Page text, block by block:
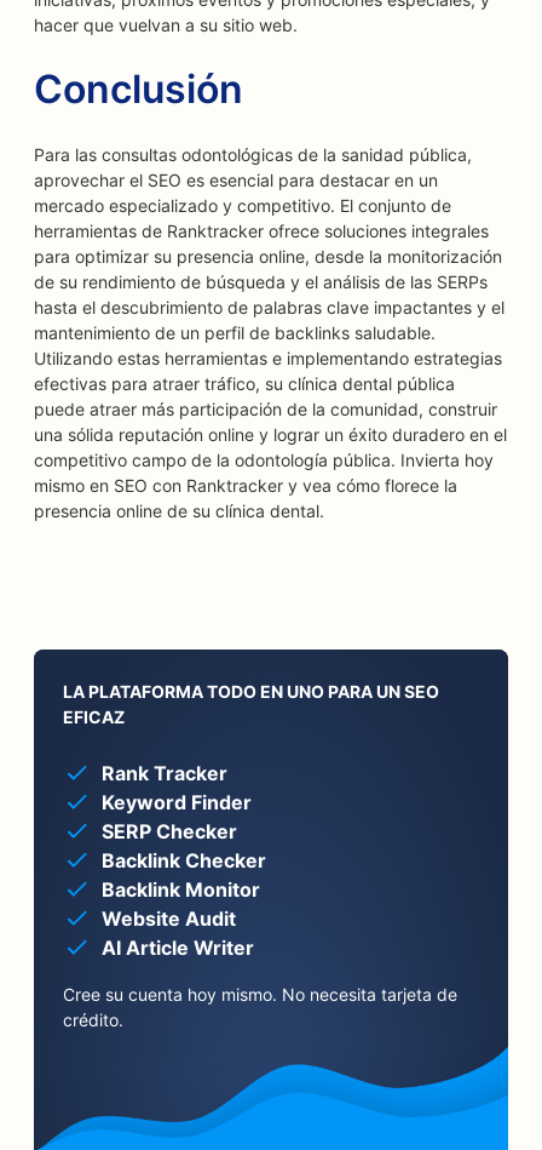
hacer que vuelvan a su sitio web.
Conclusión
Para las consultas odontológicas de la sanidad pública,
aprovechar el SEO es esencial para destacar en un
mercado especializado y competitivo. El conjunto de
herramientas de Ranktracker ofrece soluciones integrales
para optimizar su presencia online, desde la monitorización
de su rendimiento de búsqueda y el análisis de las SERPs
hasta el descubrimiento de palabras clave impactantes y el
mantenimiento de un perfil de backlinks saludable.
Utilizando estas herramientas e implementando estrategias
efectivas para atraer tráfico, su clínica dental pública
puede atraer más participación de la comunidad, construir
una sólida reputación online y lograr un éxito duradero en el
competitivo campo de la odontología pública. Invierta hoy
mismo en SEO con Ranktracker y vea cómo florece la
presencia online de su clínica dental.
LA PLATAFORMA TODO EN UNO PARA UN SEO
EFICAZ
Rank Tracker
Keyword Finder
SERP Checker
Backlink Checker
Backlink Monitor
Website Audit
AI Article Writer
Cree su cuenta hoy mismo. No necesita tarjeta de
crédito.